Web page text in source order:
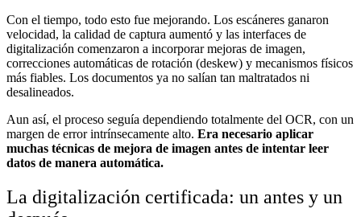
Con el tiempo, todo esto fue mejorando. Los escáneres ganaron
velocidad, la calidad de captura aumentó y las interfaces de
digitalización comenzaron a incorporar mejoras de imagen,
correcciones automáticas de rotación (deskew) y mecanismos físicos
más fiables. Los documentos ya no salían tan maltratados ni
desalineados.
Aun así, el proceso seguía dependiendo totalmente del OCR, con un
margen de error intrínsecamente alto. Era necesario aplicar
muchas técnicas de mejora de imagen antes de intentar leer
datos de manera automática.
La digitalización certificada: un antes y un